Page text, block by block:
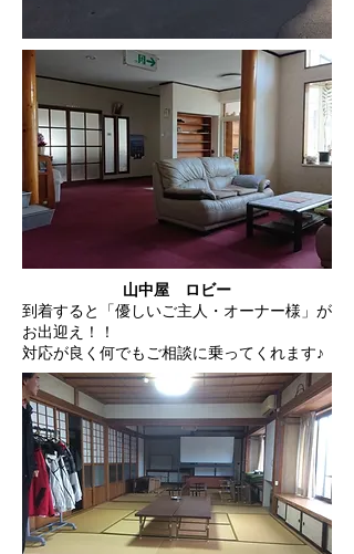
山中屋 ロビー
到着すると「優しいご主人・オーナー様」が
お出迎え！！
対応が良く 何でもご相談に乗ってくれます♪